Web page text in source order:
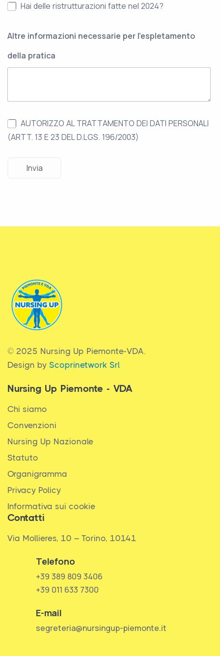
Hai delle ristrutturazioni fatte nel 2024?
Altre informazioni necessarie per l'espletamento
della pratica
AUTORIZZO AL TRATTAMENTO DEI DATI PERSONALI
(ARTT. 13 E 23 DEL D.LGS. 196/2003)
© 2025 Nursing Up Piemonte-VDA.
Design by Scoprinetwork Srl
Nursing Up Piemonte - VDA
Chi siamo
Convenzioni
Nursing Up Nazionale
Statuto
Organigramma
Privacy Policy
Informativa sui cookie
Contatti
Via Mollieres, 10 – Torino, 10141
Telefono
+39 389 809 3406
+39 011 633 7300
E-mail
segreteria@nursingup-piemonte.it